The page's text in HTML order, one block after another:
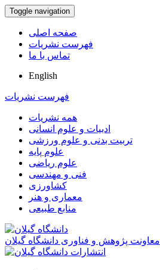
Toggle navigation
صفحه اصلی
فهرست نشریات
تماس با ما
English
فهرست نشریات
همه نشریات
ادبیات و علوم انسانی
تربیت بدنی و علوم ورزشی
علوم پایه
علوم ریاضی
فنی و مهندسی
کشاورزی
معماری و هنر
منابع طبیعی
معاونت پژوهش و فناوری دانشگاه گیلان